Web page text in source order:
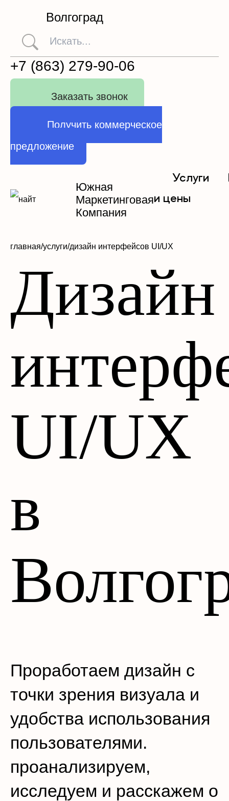
Волгоград
+7 (863) 279-90-06
Заказать звонок
Получить коммерческое
предложение
Южная
Маркетинговая
Компания
Услуги
и цены
главная/услуги/дизайн интерфейсов UI/UX
Дизайн
UI/UX
в
Проработаем дизайн с
точки зрения визуала и
удобства использования
пользователями.
проанализируем,
исследуем и расскажем о